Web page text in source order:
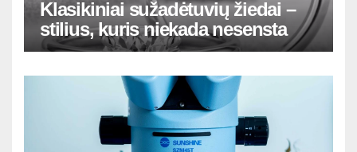
Klasikiniai sužadėtuvių žiedai –
stilius, kuris niekada nesensta